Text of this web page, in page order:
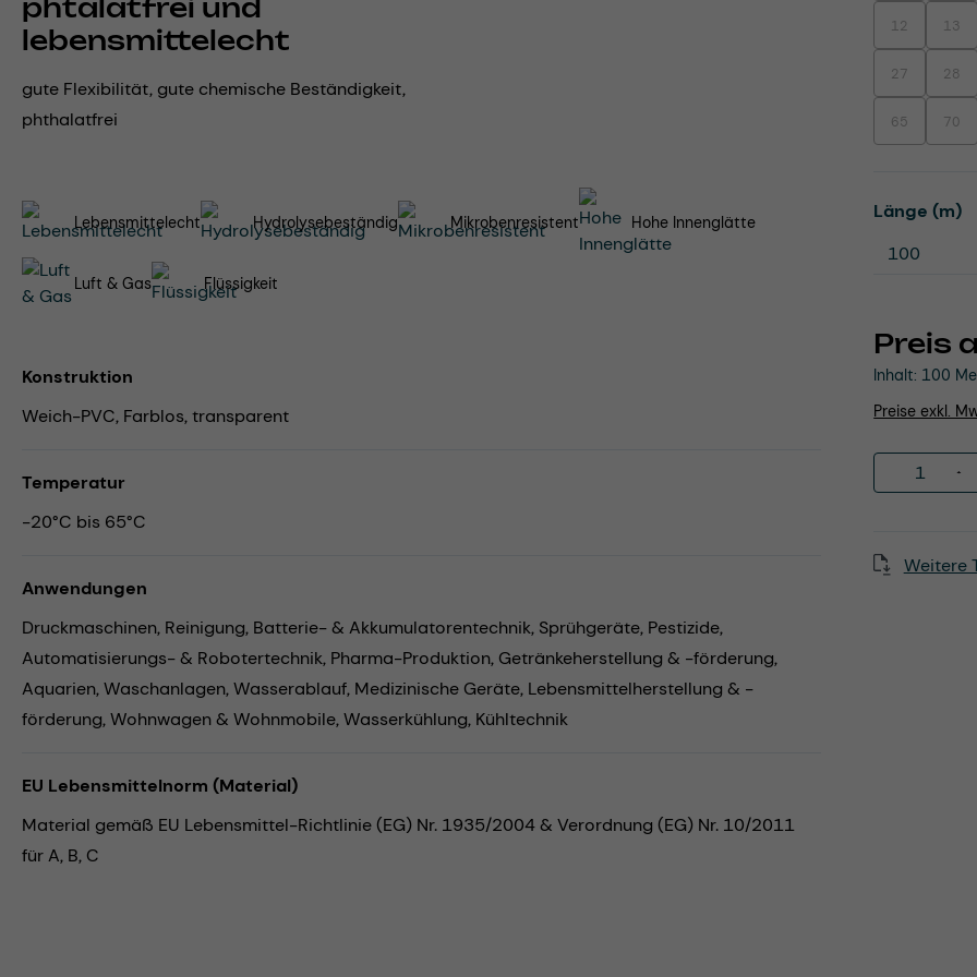
phtalatfrei und
lebensmittelecht
gute Flexibilität, gute chemische Beständigkeit,
phthalatfrei
Preis
Inhalt: 100
Preise exkl.
12(Diese Option
13
27(Diese Option
28
65(Diese 70
Länge (m)
Weitere
Lebensmittelecht Hydrolysebeständig Mikrobenresistent Hohe Innenglätte
Luft & Gas Flüssigkeit
Konstruktion
Weich-PVC, Farblos, transparent
Temperatur
-20°C bis 65°C
Anwendungen
Druckmaschinen, Reinigung, Batterie- & Akkumulatorentechnik, Sprühgeräte, Pestizide,
Automatisierungs- & Robotertechnik, Pharma-Produktion, Getränkeherstellung & -förderung,
Aquarien,Waschanlagen,Wasserablauf, Medizinische Geräte, Lebensmittelherstellung & -
förderung,Wohnwagen & Wohnmobile,Wasserkühlung, Kühltechnik
EU Lebensmittelnorm (Material)
Material gemäß EU Lebensmittel-Richtlinie (EG) Nr. 1935/2004 & Verordnung (EG) Nr. 10/2011
für A, B, C